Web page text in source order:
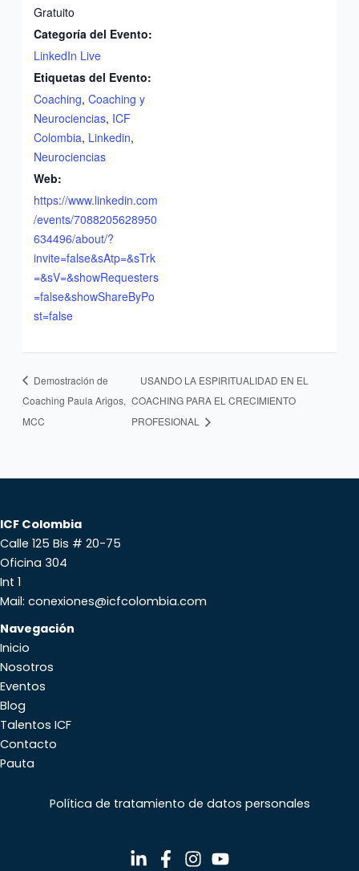
Gratuito
Categoría del Evento:
LinkedIn Live
Etiquetas del Evento:
Coaching,Coaching y
Neurociencias, ICF
Colombia, Linkedin,
Neurociencias
Web:
https://www.linkedin.com
/events/7088205628950
634496/about/?
invite=false&sAtp=&sTrk
=&sV=&showRequesters
=false&showShareByPo
st=false
Demostración de
Coaching Paula Arigos,
MCC
USANDO LA ESPIRITUALIDAD EN EL
COACHING PARA EL CRECIMIENTO
PROFESIONAL
ICF Colombia
Calle 125 Bis # 20-75
Oficina 304
Int 1
Mail: conexiones@icfcolombia.com
Navegación
Inicio
Nosotros
Eventos
Blog
Talentos ICF
Contacto
Pauta
Política de tratamiento de datos personales